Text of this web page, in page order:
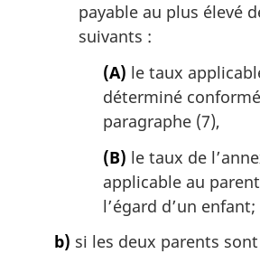
payable au plus élevé
suivants :
(A) le taux
déterminé
paragraphe (7),
(B) le taux de
applicable au
l’égard d’un enfant;
b) si les deux parents